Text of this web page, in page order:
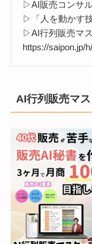
▷AI販売コンサ
▷「人を動かす
▷AI行列販売マ
https://saipon.jp/
AI行列販売マ